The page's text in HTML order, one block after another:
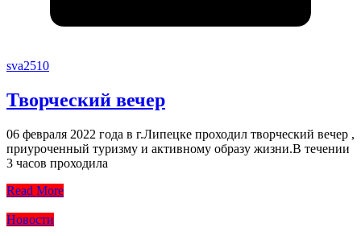
sva2510
Творческий вечер
06 февраля 2022 года в г.Липецке проходил творческий вечер ,
приуроченный туризму и активному образу жизни.В течении
3 часов проходила
Read More
Новости